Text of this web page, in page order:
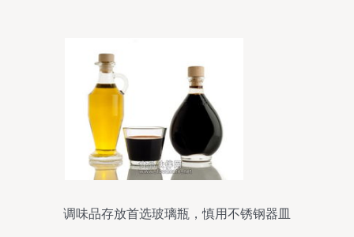
调味品存放首选玻璃瓶，慎用不锈钢器皿